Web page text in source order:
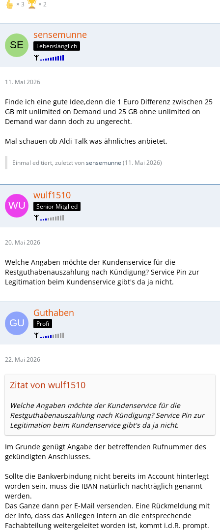
3 2
sensemunne
Lebenslänglich
11. Mai 2026
Finde ich eine gute Idee,denn die 1 Euro Differenz zwischen 25
GB mit unlimited on Demand und 25 GB ohne unlimited on
Demand war dann doch zu ungerecht.
Mal schauen ob Aldi Talk was ähnliches anbietet.
Einmal editiert, zuletzt vonsensemunne (11. Mai 2026)
wulf1510
Senior Mitglied
20. Mai 2026
Welche Angaben möchte der Kundenservice für die
Restguthabenauszahlung nach Kündigung? Service Pin zur
Legitimation beim Kundenservice gibt's da ja nicht.
Guthaben
Profi
22. Mai 2026
Zitat von wulf1510
Welche Angaben möchte der Kundenservice für die
Restguthabenauszahlung nach Kündigung? Service Pin zur
Legitimation beim Kundenservice gibt's da ja nicht.
Im Grunde genügt Angabe der betreffenden Rufnummer des
gekündigten Anschlusses.
Sollte die Bankverbindung nicht bereits im Account hinterlegt
worden sein, muss die IBAN natürlich nachträglich genannt
werden.
Das Ganze dann per E-Mail versenden. Eine Rückmeldung mit
der Info, dass das Anliegen intern an die entsprechende
Fachabteilung weitergeleitet worden ist, kommt i.d.R. prompt.